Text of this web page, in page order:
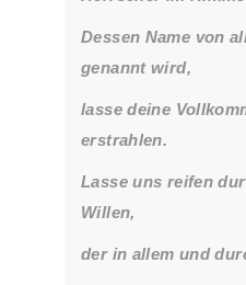
Dessen Name von
genannt wird,
lasse deine
erstrahlen.
Lasse uns reifen
Willen,
der in allem und